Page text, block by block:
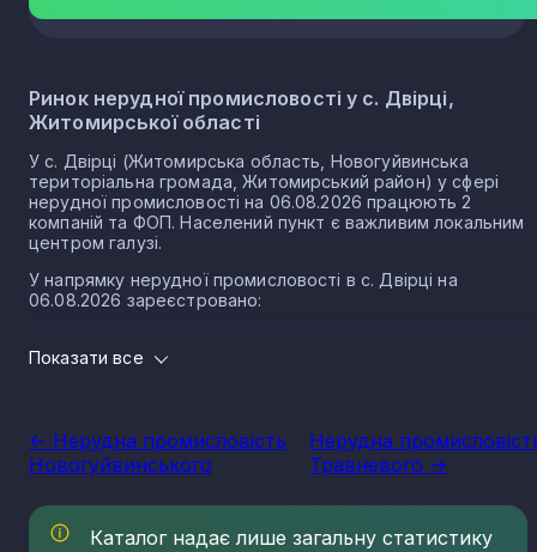
Ринок нерудної промисловості у с. Двірці,
Житомирської області
У с. Двірці (Житомирська область, Новогуйвинська
територіальна громада, Житомирський район) у сфері
нерудної промисловості на 06.08.2026 працюють 2
компаній та ФОП. Населений пункт є важливим локальним
центром галузі.
У напрямку нерудної промисловості в с. Двірці на
06.08.2026 зареєстровано:
1 ФОП
нерудної промисловості
Виторг компаній у напрямку нерудної промисловості у с.
Нерудна промисловість в селі Двірець є частиною
Показати все
<- Нерудна промисловість
Новогуйвинського
Нерудна
Травневого ->
Каталог надає лише загальну статистику